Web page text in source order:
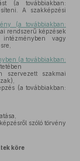
(a továbbiakban:
A szakképzési
(a továbbiakban:
rendszerű képzések
vagy
(a továbbiakban:
szervezett szakmai
(a továbbiakban:
szóló törvény
köre